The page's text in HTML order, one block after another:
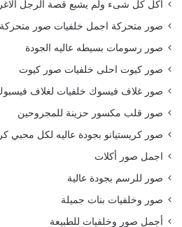
أكل كل شىء ولم يشبع قصة الرجل
صور متحركة اجمل خلفيات صور متحركة
صور رسومات بسيطه عاليه الجودة
صور كيوت احلى خلفيات صور كيوت
صور غلاف فيسوك خلفيات لغلاف
صور قلب مكسور حزينة للمجروحين
صور كريستيانو بجودة عاليه لكل محبي
اجمل صور أكلات
صور للرسم بجودة عالية
صور وخلفيات بنات جميلة
أجمل صور وخلفيات للطبيعة